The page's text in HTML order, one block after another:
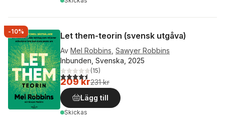
-10% Let them-teorin (svensk utgåva)
Av Mel Robbins Sawyer Robbins
Inbunden, Svenska, 2025
4,5utav 5 stjärnor. Totalt antal röster:
(15)
209 kr231 kr
Lägg till
Skickas